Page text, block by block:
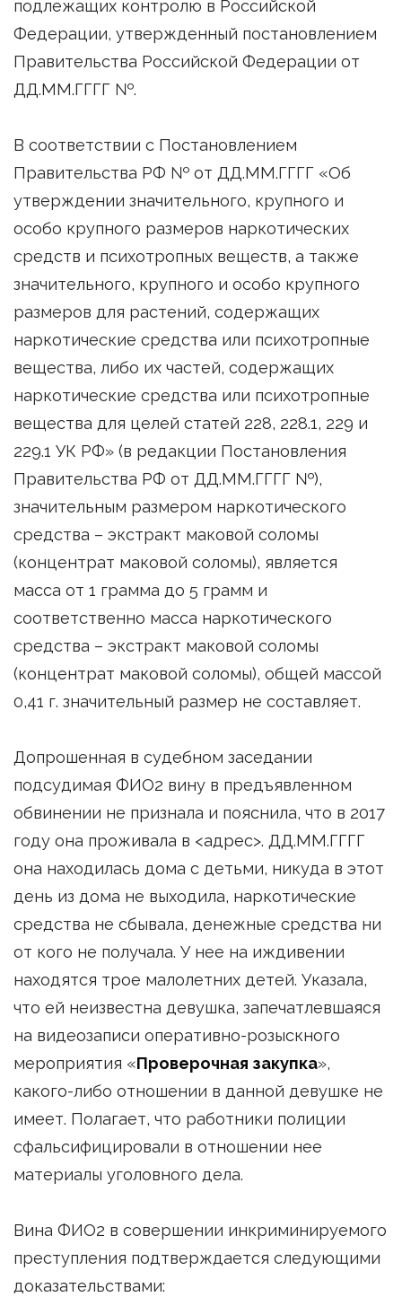
подлежащих контролю в Российской
Федерации, утвержденный постановлением
Правительства Российской Федерации от
ДД.ММ.ГГГГ №.
В соответствии с Постановлением
Правительства РФ № от ДД.ММ.ГГГГ «Об
утверждении значительного, крупного и
особо крупного размеров наркотических
средств и психотропных веществ, а также
значительного, крупного и особо крупного
размеров для растений, содержащих
наркотические средства или психотропные
вещества, либо их частей, содержащих
наркотические средства или психотропные
вещества для целей статей 228, 228.1, 229 и
229.1 УК РФ» (в редакции Постановления
Правительства РФ от ДД.ММ.ГГГГ №),
значительным размером наркотического
средства – экстракт маковой соломы
(концентрат маковой соломы), является
масса от 1 грамма до 5 грамм и
соответственно масса наркотического
средства – экстракт маковой соломы
(концентрат маковой соломы), общей массой
0,41 г. значительный размер не составляет.
Допрошенная в судебном заседании
подсудимая ФИО2 вину в предъявленном
обвинении не признала и пояснила, что в 2017
году она проживала в <адрес>. ДД.ММ.ГГГГ
она находилась дома с детьми, никуда в этот
день из дома не выходила, наркотические
средства не сбывала, денежные средства ни
от кого не получала. У нее на иждивении
находятся трое малолетних детей. Указала,
что ей неизвестна девушка, запечатлевшаяся
на видеозаписи оперативно-розыскного
мероприятия «Проверочная закупка»,
какого-либо отношении в данной девушке не
имеет. Полагает, что работники полиции
сфальсифицировали в отношении нее
материалы уголовного дела.
Вина ФИО2 в совершении инкриминируемого
преступления подтверждается следующими
доказательствами: